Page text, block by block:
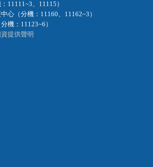
11111~3、11115）
心（分機：11160、11162~3）
機：11123~6）
提供聲明